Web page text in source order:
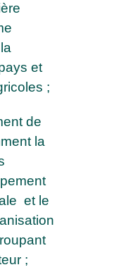
et
;
de
la
et le
;